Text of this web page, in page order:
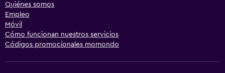
Quiénes somos
Empleo
Móvil
Cómo funcionan nuestros servicios
Códigos promocionales momondo